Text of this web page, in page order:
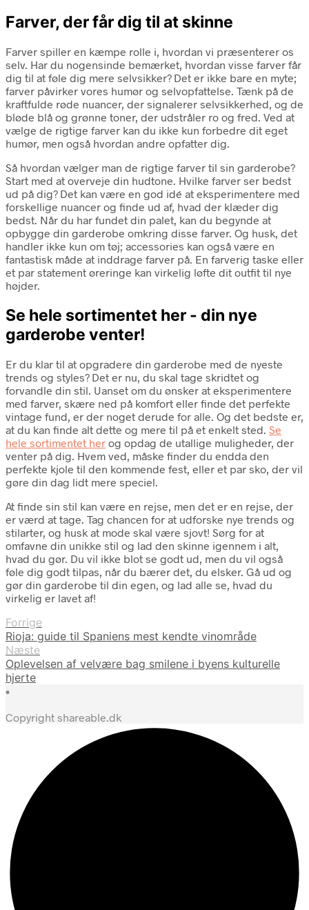
Farver, der får dig til at skinne
Farver spiller en kæmpe rolle i, hvordan vi præsenterer os
selv. Har du nogensinde bemærket, hvordan visse farver får
dig til at føle dig mere selvsikker? Det er ikke bare en myte;
farver påvirker vores humør og selvopfattelse. Tænk på de
kraftfulde røde nuancer, der signalerer selvsikkerhed, og de
bløde blå og grønne toner, der udstråler ro og fred. Ved at
vælge de rigtige farver kan du ikke kun forbedre dit eget
humør, men også hvordan andre opfatter dig.
Så hvordan vælger man de rigtige farver til sin garderobe?
Start med at overveje din hudtone. Hvilke farver ser bedst
ud på dig? Det kan være en god idé at eksperimentere med
forskellige nuancer og finde ud af, hvad der klæder dig
bedst. Når du har fundet din palet, kan du begynde at
opbygge din garderobe omkring disse farver. Og husk, det
handler ikke kun om tøj; accessories kan også være en
fantastisk måde at inddrage farver på. En farverig taske eller
et par statement øreringe kan virkelig løfte dit outfit til nye
højder.
Se hele sortimentet her - din nye
garderobe venter!
Er du klar til at opgradere din garderobe med de nyeste
trends og styles? Det er nu, du skal tage skridtet og
forvandle din stil. Uanset om du ønsker at eksperimentere
med farver, skære ned på komfort eller finde det perfekte
vintage fund, er der noget derude for alle. Og det bedste er,
at du kan finde alt dette og mere til på et enkelt sted. Se
hele sortimentet her og opdag de utallige muligheder, der
venter på dig. Hvem ved, måske finder du endda den
perfekte kjole til den kommende fest, eller et par sko, der vil
gøre din dag lidt mere speciel.
At finde sin stil kan være en rejse, men det er en rejse, der
er værd at tage. Tag chancen for at udforske nye trends og
stilarter, og husk at mode skal være sjovt! Sørg for at
omfavne din unikke stil og lad den skinne igennem i alt,
hvad du gør. Du vil ikke blot se godt ud, men du vil også
føle dig godt tilpas, når du bærer det, du elsker. Gå ud og
gør din garderobe til din egen, og lad alle se, hvad du
virkelig er lavet af!
Forrige
Rioja: guide til Spaniens mest kendte vinområde
Næste
Oplevelsen af velvære bag smilene i byens kulturelle
hjerte
•
Copyright shareable.dk